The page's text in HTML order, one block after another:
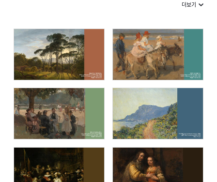
제임스 티소 (James Tissot )
앙리 루소(Henri Rousseau: Pioneer of
Fantasy)
내셔널 갤러리 (The National Gallery,
London)
오르세 미술관 (Musée d’Orsay)
큐비즘: 시각의 전환 (Cubism: Changing
Perspectives)
음악이 흐르는 명화(Masterpiece with
music)
더보기